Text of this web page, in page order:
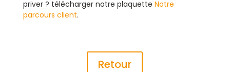
priver ? télécharger notre plaquette Notre
parcours client.
Retour